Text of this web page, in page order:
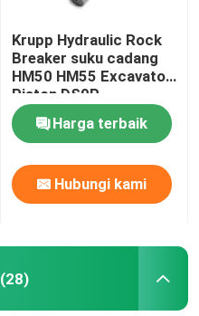
Krupp Hydraulic Rock
Breaker suku cadang
HM50 HM55 Excavator
Piston DS9P
Harga terbaik
Hubungi kami
(28)